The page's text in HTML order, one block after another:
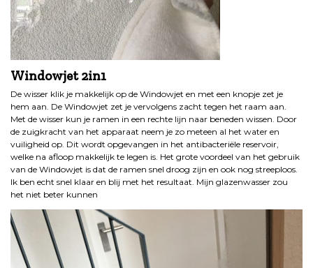
Windowjet 2in1
De wisser klik je makkelijk op de Windowjet en met een knopje zet je
hem aan. De Windowjet zet je vervolgens zacht tegen het raam aan.
Met de wisser kun je ramen in een rechte lijn naar beneden wissen. Door
de zuigkracht van het apparaat neem je zo meteen al het water en
vuiligheid op. Dit wordt opgevangen in het antibacteriële reservoir,
welke na afloop makkelijk te legen is. Het grote voordeel van het gebruik
van de Windowjet is dat de ramen snel droog zijn en ook nog streeploos.
Ik ben echt snel klaar en blij met het resultaat. Mijn glazenwasser zou
het niet beter kunnen